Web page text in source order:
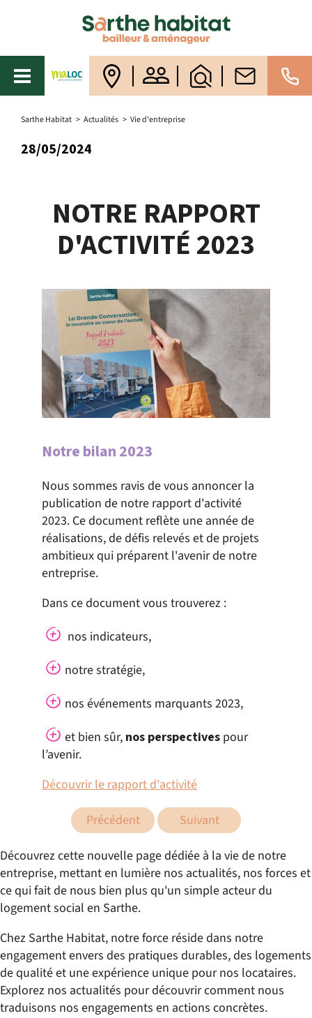
Sarthe Habitat > Actualités > Vie d'entreprise
28/05/2024
NOTRE RAPPORT
D'ACTIVITÉ 2023
Notre bilan 2023
Nous sommes ravis de vous annoncer la
publication de notre rapport d'activité
2023. Ce document reflète une année de
réalisations, de défis relevés et de projets
ambitieux qui préparent l'avenir de notre
entreprise.
Dans ce document vous trouverez :
nos indicateurs,
notre stratégie,
nos événements marquants 2023,
et bien sûr, nos perspectives pour
l’avenir.
Découvrir le rapport d'activité
Précédent Suivant
Découvrez cette nouvelle page dédiée à la vie de notre
entreprise, mettant en lumière nos actualités, nos forces et
ce qui fait de nous bien plus qu'un simple acteur du
logement social en Sarthe.
Chez Sarthe Habitat, notre force réside dans notre
engagement envers des pratiques durables, des logements
de qualité et une expérience unique pour nos locataires.
Explorez nos actualités pour découvrir comment nous
traduisons nos engagements en actions concrètes.